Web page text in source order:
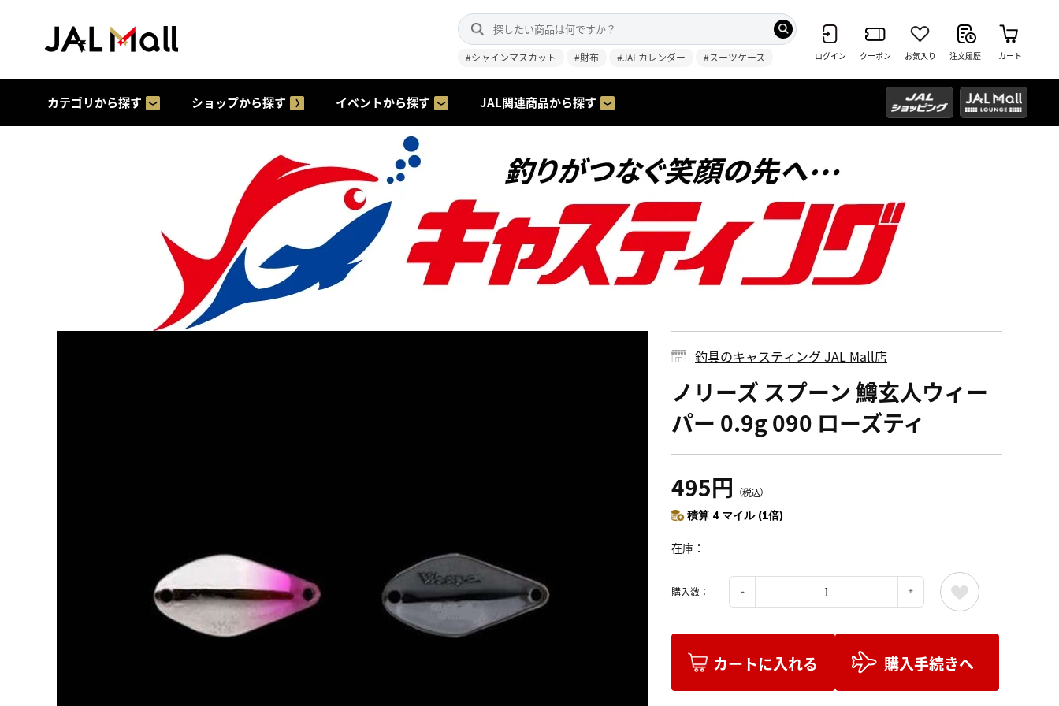
#シャインマスカット #財布 #JALカレンダー #スーツケース ログイン クーポン お気入り 注文履歴 カート
カテゴリから探す ショップから探す イベントから探す JAL関連商品から探す
釣具のキャスティング JAL Mall店
ノリーズ スプーン 鱒玄人ウィー
パー 0.9g 090 ローズティ
495円 （税込）
積算 4 マイル (1倍)
在庫
購入数：
カートに入れる 購入手続きへ